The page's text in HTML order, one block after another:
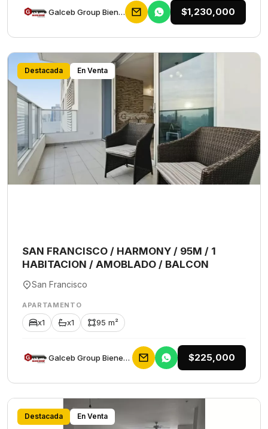
Galceb Group Bienes Raices $1,230,000
Destacada En Venta
SAN FRANCISCO / HARMONY / 95M / 1
HABITACION / AMOBLADO / BALCON
San Francisco
APARTAMENTO
x1 x1 95 m²
Galceb Group Bienes Raices $225,000
Destacada En Venta